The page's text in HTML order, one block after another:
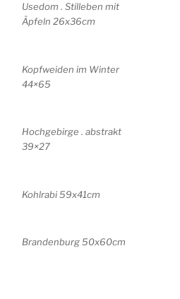
Usedom . Stilleben mit
Äpfeln 26x36cm
Kopfweiden im Winter
44×65
Hochgebirge . abstrakt
39×27
Kohlrabi 59x41cm
Brandenburg 50x60cm